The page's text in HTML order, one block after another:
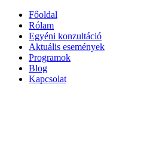
Ugrás
tartalomhoz
Főoldal
Rólam
Egyéni konzultáció
Aktuális események
Programok
Blog
Kapcsolat